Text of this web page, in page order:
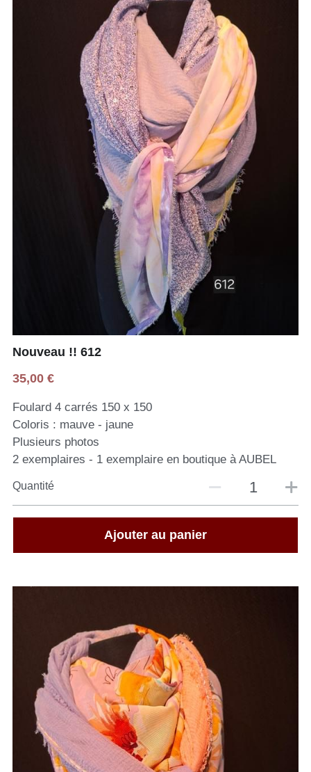
Nouveau !! 612
35,00 €
Foulard 4 carrés 150 x 150
Coloris : mauve - jaune
Plusieurs photos
2 exemplaires - 1 exemplaire en boutique à AUBEL
Quantité
Ajouter au panier